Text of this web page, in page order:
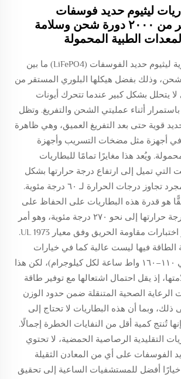
ليثيوم حديد فوسفات
(LiFePO4) أكثر من ٢٠٠٠ دورة شحن وسلامة
الطبية المحمولة
يمكن أن تدوم بطارية ليثيوم حديد الفوسفات (LiFePO4) ما بين
دورة شحن، وذلك بفضل هيكلها البلوري المستقر من
لا يتحلل بشكل كبير عندما تتحرك أيونات
باستمرار أثناء عمليتي الشحن والتفريغ. وتظل
قوية حتى بعد التفريغ العميق، وهي ظاهرة
في أجهزة مثل مضخات التسريب وأجهزة
ويُعد هذا مغايرًا تمامًا للبطاريات
التي تميل إلى ارتفاع درجة حرارتها بشكل
مفرط واشتعالها بمجرد تجاوز درجات الحرارة لـ ٦٠ درجة مئوية.
هو قدرة هذه البطاريات على الحفاظ على
شكلها حتى تصل درجة حرارتها إلى نحو ٢٧٠ درجة مئوية، وهو أمر
تم التأكيد عليه عبر اختبارات مقاومة الحريق وفق معيار UL 1973.
الطاقة فيها ليست عالية كما في خيارات
أخرى متاحة (حوالي ١١٠–١٦٠ واط ساعة لكل كيلوجرام)، لكن هذا
إذ يقل احتمال اشتعالها مع توفير طاقة
الرعاية الصحية المتنقلة ضمن حدود الوزن
ذلك، وبما أن هذه البطاريات لا تحتاج إلى
تُنتج كمية أقل من النفايات الخطرة إجمالًا.
التقليدية الرصاصية الحمضية، لا تحتوي
الفوسفات على أي من المعادن الثقيلة
خيارًا أفضل للمستشفيات الساعية إلى تحقيق